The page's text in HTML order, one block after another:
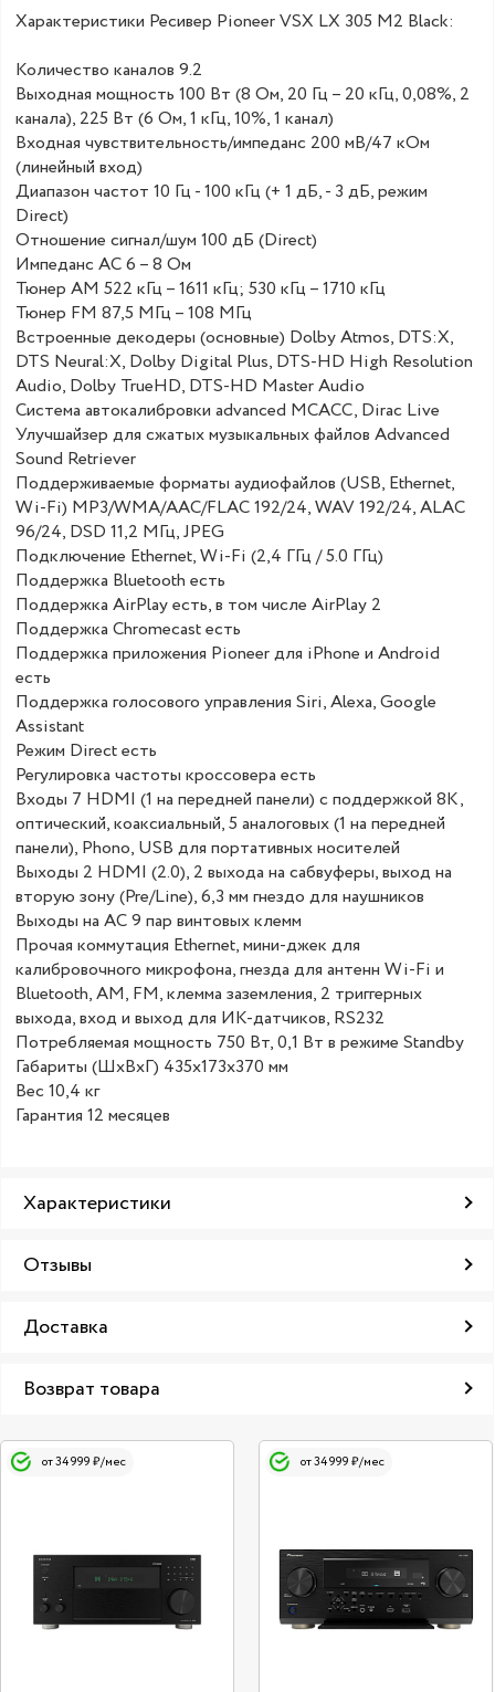
Характеристики Ресивер Pioneer VSX LX 305 M2 Black:
Количество каналов 9.2
Выходная мощность 100 Вт (8 Ом, 20 Гц – 20 кГц, 0,08%, 2
канала), 225 Вт (6 Ом, 1 кГц, 10%, 1 канал)
Входная чувствительность/импеданс 200 мВ/47 кОм
(линейный вход)
Диапазон частот 10 Гц - 100 кГц (+ 1 дБ, - 3 дБ, режим
Direct)
Отношение сигнал/шум 100 дБ (Direct)
Импеданс АС 6 – 8 Ом
Тюнер AM 522 кГц – 1611 кГц; 530 кГц – 1710 кГц
Тюнер FM 87,5 МГц – 108 МГц
Встроенные декодеры (основные) Dolby Atmos, DTS:X,
DTS Neural:X, Dolby Digital Plus, DTS-HD High Resolution
Audio, Dolby TrueHD, DTS-HD Master Audio
Система автокалибровки advanced MCACC, Dirac Live
Улучшайзер для сжатых музыкальных файлов Advanced
Sound Retriever
Поддерживаемые форматы аудиофайлов (USB, Ethernet,
Wi-Fi) MP3/WMA/AAC/FLAC 192/24, WAV 192/24, ALAC
96/24, DSD 11,2 МГц, JPEG
Подключение Ethernet, Wi-Fi (2,4 ГГц / 5.0 ГГц)
Поддержка Bluetooth есть
Поддержка AirPlay есть, в том числе AirPlay 2
Поддержка Chromecast есть
Поддержка приложения Pioneer для iPhone и Android
есть
Поддержка голосового управления Siri, Alexa, Google
Assistant
Режим Direct есть
Регулировка частоты кроссовера есть
Входы 7 HDMI (1 на передней панели) с поддержкой 8K,
оптический, коаксиальный, 5 аналоговых (1 на передней
панели), Phono, USB для портативных носителей
Выходы 2 HDMI (2.0), 2 выхода на сабвуферы, выход на
вторую зону (Pre/Line), 6,3 мм гнездо для наушников
Выходы на АС 9 пар винтовых клемм
Прочая коммутация Ethernet, мини-джек для
калибровочного микрофона, гнезда для антенн Wi-Fi и
Bluetooth, AM, FM, клемма заземления, 2 триггерных
выхода, вход и выход для ИК-датчиков, RS232
Потребляемая мощность 750 Вт, 0,1 Вт в режиме Standby
Габариты (ШхВхГ) 435x173x370 мм
Вес 10,4 кг
Гарантия 12 месяцев
Характеристики
Отзывы
Доставка
Возврат товара
от 34 999 ₽/мес от 34 999 ₽/мес